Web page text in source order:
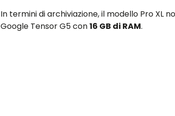
In termini di archiviazione, il modello Pro XL
Google Tensor G5 con16 GB di RAM.